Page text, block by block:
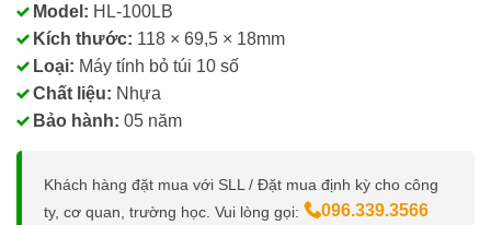
Model: HL-100LB
Kích thước: 118 × 69,5 × 18mm
Loại: Máy tính bỏ túi 10 số
Chất liệu: Nhựa
Bảo hành: 05 năm
Khách hàng đặt mua với SLL / Đặt mua định kỳ cho công
ty, cơ quan, trường học. Vui lòng gọi:
096.339.3566